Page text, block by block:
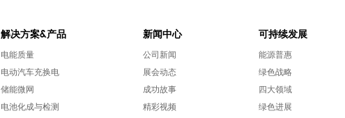
解决方案&产品
电能质量
电动汽车充换电
储能微网
电池化成与检测
新闻中心
公司新闻
展会动态
成功故事
精彩视频
可持续发展
能源普惠
绿色战略
四大领域
绿色进展